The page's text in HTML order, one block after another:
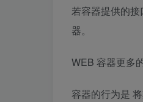
若容器提供的
器。
WEB 容器更多
容器的行为是